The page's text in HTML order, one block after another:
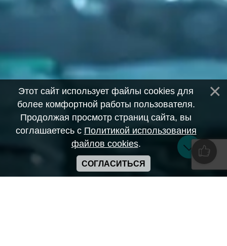
Этот сайт использует файлы cookies для
более комфортной работы пользователя.
Продолжая просмотр страниц сайта, вы
соглашаетесь с Политикой использования
файлов cookies.
СОГЛАСИТЬСЯ